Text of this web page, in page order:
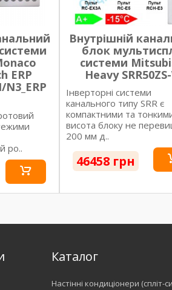
ERP
N3_ERP
ро..
Внутрішній
блок
системи
Heavy
Інверторні системи
канального типу SRR є
компактними та
висота блоку не
200 мм д..
46458 грн
Каталог
Настінні кондиціонери (спліт-